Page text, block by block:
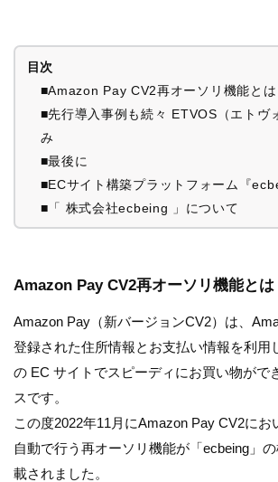
目次
■Amazon Pay CV2再オーソリ機能とは
■先行導入事例も続々 ETVOS（エトヴ
み
■最後に
■ECサイト構築プラットフォーム『
■「 株式会社ecbeing 」について
Amazon Pay CV2再オーソリ機能とは
Amazon Pay（新バージョンCV2）は、
登録された住所情報とお支払い情報を利用
の EC サイトでスピーディにお買い物がで
スです。
この度2022年11月にAmazon Pay CV2にお
自動で行う再オーソリ機能が「ecbeing」
載されました。